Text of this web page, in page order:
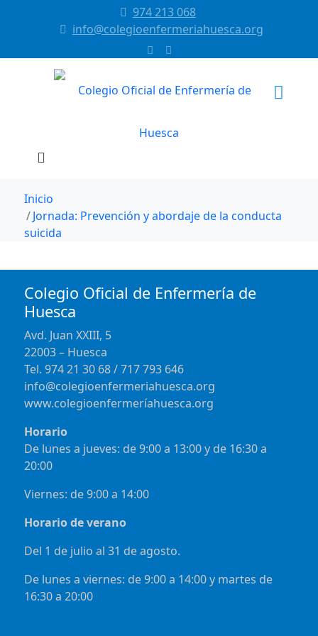
974 213 068
info@colegioenfermeriahuesca.org
Inicio
Jornada: Prevención y abordaje de la conducta
suicida
Colegio Oficial de Enfermería de
Huesca
Avd. Juan XXIII, 5
22003 – Huesca
Tel. 974 21 30 68 / 717 793 646
info@colegioenfermeriahuesca.org
www.colegioenfermeríahuesca.org
Horario
De lunes a jueves: de 9:00 a 13:00 y de 16:30 a
20:00
Viernes: de 9:00 a 14:00
Horario de verano
Del 1 de julio al 31 de agosto.
De lunes a viernes: de 9:00 a 14:00 y martes de
16:30 a 20:00